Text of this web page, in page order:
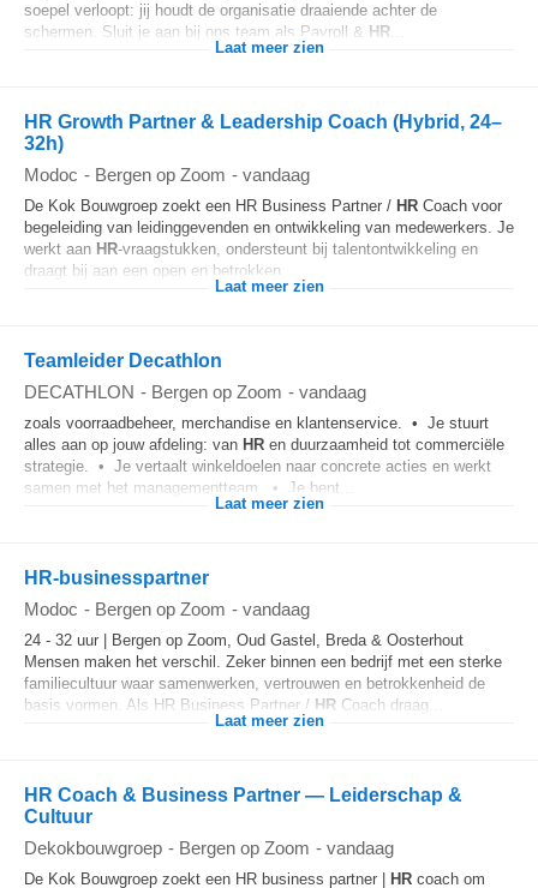
soepel verloopt: jij houdt de organisatie draaiende achter de
schermen. Sluit je aan bij ons team als Payroll & HR
Laat meer zien
HR Growth Partner & Leadership Coach (Hybrid, 24–
32h)
Modoc - Bergen op Zoom - vandaag
De Kok Bouwgroep zoekt een HR Business Partner / HR Coach voor
begeleiding van leidinggevenden en ontwikkeling van medewerkers. Je
werkt aan HR-vraagstukken, ondersteunt bij talentontwikkeling en
draagt bij aan een open en betrokken...
Laat meer zien
Teamleider Decathlon
DECATHLON - Bergen op Zoom - vandaag
zoals voorraadbeheer, merchandise en klantenservice. • Je stuurt
alles aan op jouw afdeling: van HR en duurzaamheid tot commerciële
strategie. • Je vertaalt winkeldoelen naar concrete acties en werkt
samen met het managementteam. • Je bent...
Laat meer zien
HR-businesspartner
Modoc - Bergen op Zoom - vandaag
24 - 32 uur | Bergen op Zoom, Oud Gastel, Breda & Oosterhout
Mensen maken het verschil. Zeker binnen een bedrijf met een sterke
familiecultuur waar samenwerken, vertrouwen en betrokkenheid de
basis vormen. Als HR Business Partner / HR Coach draag...
Laat meer zien
HR Coach & Business Partner — Leiderschap &
Cultuur
Dekokbouwgroep - Bergen op Zoom - vandaag
De Kok Bouwgroep zoekt een HR business partner | HR coach om